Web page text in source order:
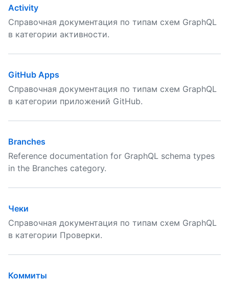
Activity
Справочная документация по типам схем GraphQL
в категории активности.
GitHub Apps
Справочная документация по типам схем GraphQL
в категории приложений GitHub.
Branches
Reference documentation for GraphQL schema types
in the Branches category.
Чеки
Справочная документация по типам схем GraphQL
в категории Проверки.
Коммиты